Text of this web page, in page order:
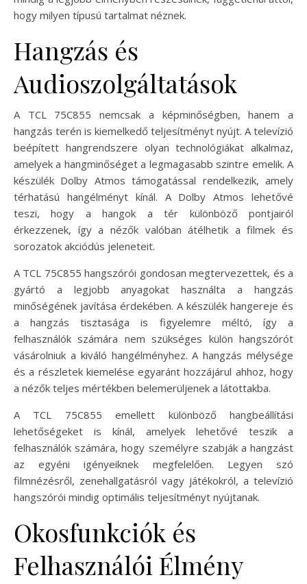
hogy milyen típusú tartalmat néznek.
Hangzás és
Audioszolgáltatások
A TCL 75C855 nemcsak a képminőségben, hanem a
hangzás terén is kiemelkedő teljesítményt nyújt. A televízió
beépített hangrendszere olyan technológiákat alkalmaz,
amelyek a hangminőséget a legmagasabb szintre emelik. A
készülék Dolby Atmos támogatással rendelkezik, amely
térhatású hangélményt kínál. A Dolby Atmos lehetővé
teszi, hogy a hangok a tér különböző pontjairól
érkezzenek, így a nézők valóban átélhetik a filmek és
sorozatok akciódús jeleneteit.
A TCL 75C855 hangszórói gondosan megtervezettek, és a
gyártó a legjobb anyagokat használta a hangzás
minőségének javítása érdekében. A készülék hangereje és
a hangzás tisztasága is figyelemre méltó, így a
felhasználók számára nem szükséges külön hangszórót
vásárolniuk a kiváló hangélményhez. A hangzás mélysége
és a részletek kiemelése egyaránt hozzájárul ahhoz, hogy
a nézők teljes mértékben belemerüljenek a látottakba.
A TCL 75C855 emellett különböző hangbeállítási
lehetőségeket is kínál, amelyek lehetővé teszik a
felhasználók számára, hogy személyre szabják a hangzást
az egyéni igényeiknek megfelelően. Legyen szó
filmnézésről, zenehallgatásról vagy játékokról, a televízió
hangszórói mindig optimális teljesítményt nyújtanak.
Okosfunkciók és
Felhasználói Élmény